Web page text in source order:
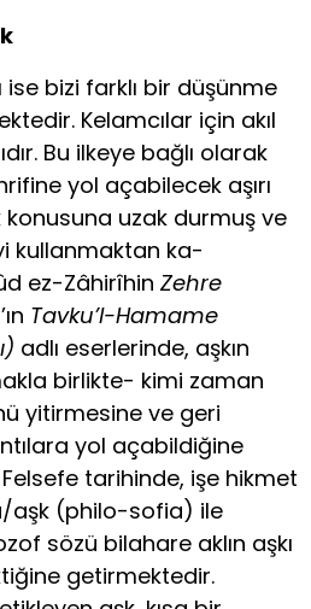
ise bizi farklı bir düşünme
Kelamcılar için akıl
Bu ilkeye bağlı olarak
yol açabilecek aşırı
konusuna uzak durmuş ve
kullanmaktan ka­
ez-Zâhirîhin Zehre
Tavku’l-Hamame
adlı eserlerinde, aşkın
birlikte- kimi zaman
yi­tirmesine ve geri
yol açabildiğine
tarihinde, işe hikmet
aşk (philo-sofia) ile
sözü bilahare aklın aşkı
getirmektedir.